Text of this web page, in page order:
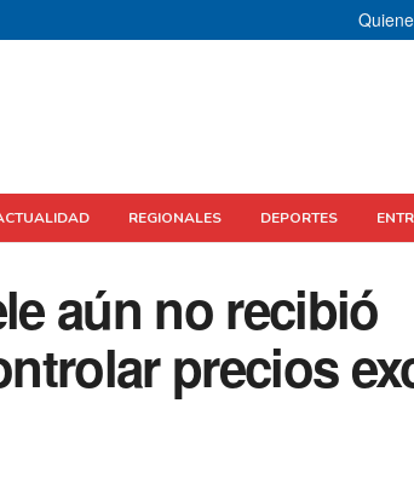
REGIONALES DEPORTES
aún no recibió
precios